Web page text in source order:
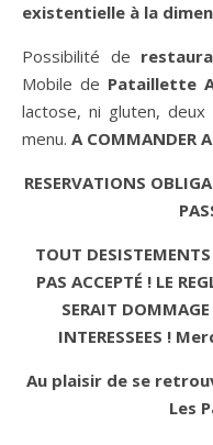
existentielle à la
Possibilité de
Mobile de Pataillette
lactose, ni gluten,
menu. A COMMANDER A
RESERVATIONS
TOUT
PAS ACCEPTÉ ! LE
SERAIT DOMMAGE
INTERESSEES !
Au plaisir de se
Les